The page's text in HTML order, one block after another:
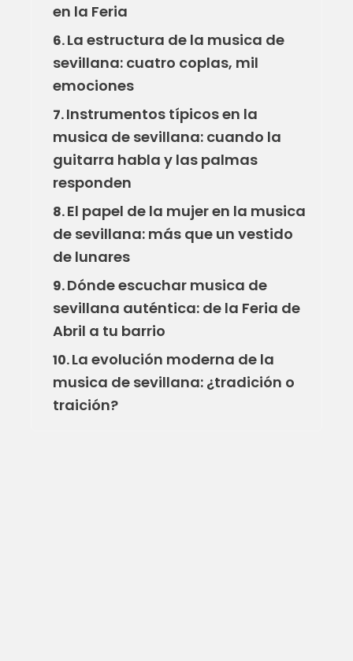
en la Feria
6.La estructura de la musica de
sevillana: cuatro coplas, mil
emociones
7.Instrumentos típicos en la
musica de sevillana: cuando la
guitarra habla y las palmas
responden
8.El papel de la mujer en la musica
de sevillana: más que un vestido
de lunares
9.Dónde escuchar musica de
sevillana auténtica: de la Feria de
Abril a tu barrio
10.La evolución moderna de la
musica de sevillana: ¿tradición o
traición?